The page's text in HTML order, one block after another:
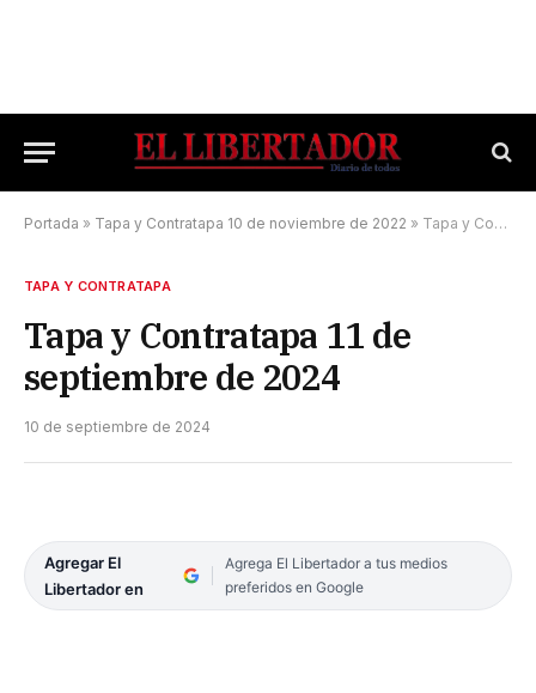
Portada » Tapa y Contratapa 10 de noviembre de 2022 » Tapa y Contratapa 11 de septiembre de 2024
TAPA Y CONTRATAPA
Tapa y Contratapa 11 de
septiembre de 2024
10 de septiembre de 2024
Agregar El
Libertador en
Agrega El Libertador a tus medios
preferidos en Google